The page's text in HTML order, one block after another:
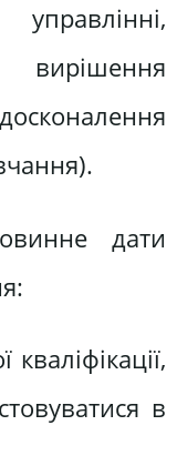
дати
кваліфікації,
в